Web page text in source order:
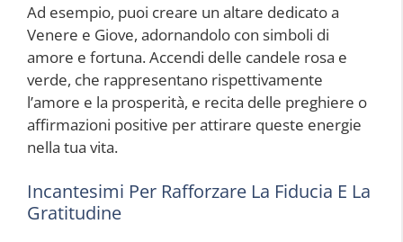
Ad esempio, puoi creare un altare dedicato a
Venere e Giove, adornandolo con simboli di
amore e fortuna. Accendi delle candele rosa e
verde, che rappresentano rispettivamente
l’amore e la prosperità, e recita delle preghiere o
affirmazioni positive per attirare queste energie
nella tua vita.
Incantesimi Per Rafforzare La Fiducia E La
Gratitudine